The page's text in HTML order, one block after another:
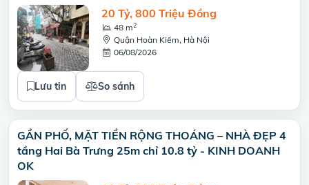
20 Tỷ, 800 Triệu Đồng
48 m2
Quận Hoàn Kiếm, Hà Nội
06/08/2026
Lưu tin So sánh
GẦN PHỐ, MẶT TIỀN RỘNG THOÁNG – NHÀ ĐẸP 4
tầng Hai Bà Trưng 25m chỉ 10.8 tỷ - KINH DOANH
OK